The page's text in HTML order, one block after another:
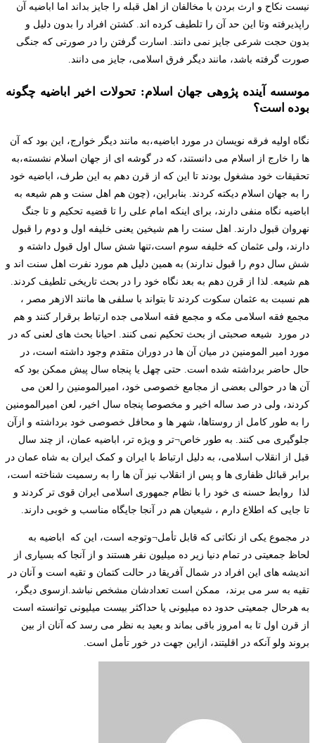
نیست نکاح و ارث بردن با مخالفان از اهل قبله را جایز بداند اما اباضیه آن
راپذیرفته وتا این حد آن را تلطیف کرده اند. کشتن افراد را بدون دلیل و
بدون حجت شرعی جایز نمی دانند. اسارت گرفتن را در صورتی که جنگی
صورت گرفته باشد، مانند دیگر فرق اسلامی، جایز می دانند.
موسسه آینده پژوهی جهان اسلام: تحولات اخیر اباضیه چگونه
بوده است؟
نگاه اولیه فرقه نویسان در مورد اباضیه،به مانند دیگر خوارج، این بود که آن
ها را خارج از اسلام می دانستند، که در گوشه ای از جهان اسلام نشسته،به
تحقیقات خود مشغول بودند تا این که از قرن دهم به این طرف، اباضیه خود
را به جهان اسلام دیکته کردند. بنابراین، (چون هم اهل سنت و هم شیعه به
اباضیه نگاه منفی دارند، برای اینکه امام علی را تا قضیه تحکیم و تا جنگ
نهروان قبول دارند. اهل سنت را هم شیخین یعنی خلیفه اول و دوم را قبول
دارند، ولی عثمان که خلیفه سوم است،تنها شش سال اول قبول داشته و
شش سال دوم را قبول ندارند) به همین دلیل هم مورد نفرت اهل سنت اند و
هم شیعه. لذا از قرن دهم به بعد نگاه خود را در بحث تاریخی تلطیف کردند.
هم نسبت به عثمان سکوت کردند تا بتواند با سلفی ها مانند الازهر مصر ،
مجمع فقه اسلامی مکه و مجمع فقه اسلامی جده ارتباط برقرار کنند و هم
در مورد شیعه صحبتی از بحث تحکیم نمی کنند. احیانا بحث های لعنی که در
مورد امیر المومنین در میان آن ها در دوران متقدم وجود داشته است، در
حال حاضر برداشته شده است. حتی چهل یا پنجاه سال پیش ممکن بود که
آن ها در حوالی بعضی از مجامع خصوصی خود، امیرالمومنین را لعن می
کردند، ولی در صد ساله اخیر و مخصوصا پنجاه سال اخیر، لعن امیرالمومنین
را به طور کامل از روستاها، شهر ها و محافل خصوصی خود برداشته و ازآن
جلوگیری می کنند. به طور خاص¬تر و ویژه تر، اباضیه عمان، از چند سال
قبل از انقلاب اسلامی، به دلیل ارتباط با ایران و کمک ایران به شاه عمان در
برابر قبائل ظفاری ها و پس از انقلاب نیز آن ها را به رسمیت شناخته است،
لذا روابط حسنه ی خود را با نظام جمهوری اسلامی ایران قوی تر کردند و
تا جایی که اطلاع دارم ، شیعیان هم در آنجا جایگاه مناسب و خوبی دارند.
در مجموع یکی از نکاتی که قابل تأمل¬وتوجه است، این که اباضیه به
لحاظ جمعیتی در تمام دنیا زیر ده میلیون نفر هستند و از آنجا که بسیاری از
اندیشه های این افراد در شمال آفریقا در حالت کتمان و تقیه است و آنان در
تقیه به سر می برند، ممکن است تعدادشان مشخص نباشد.ازسوی دیگر،
به هرحال جمعیتی حدود ده میلیونی یا حداکثر بیست میلیونی توانسته است
از قرن اول تا به امروز باقی بماند و بعید به نظر می رسد که آنان از بین
بروند ولو آنکه در اقلیتند، ازاین جهت در خور تأمل است.